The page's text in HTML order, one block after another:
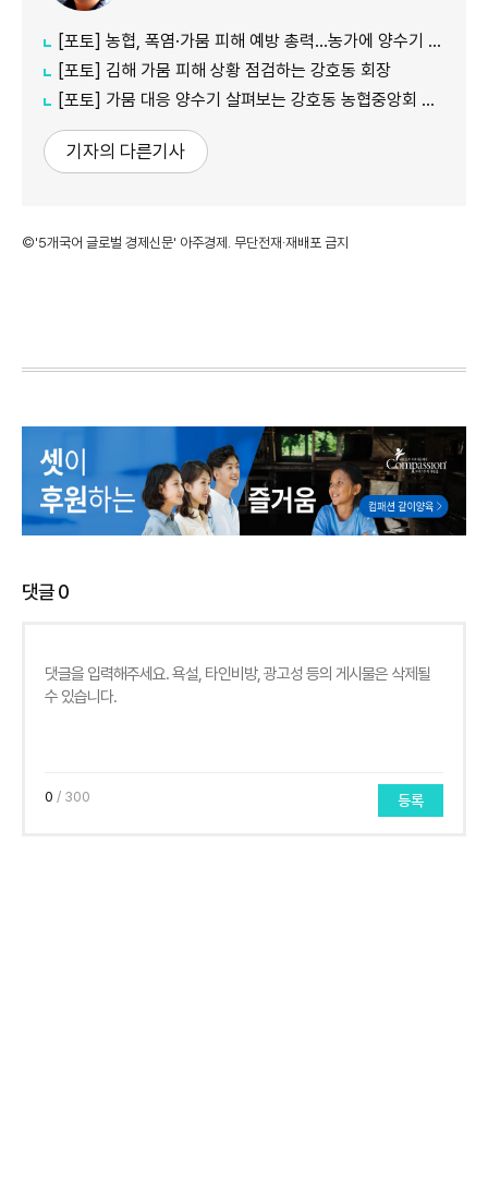
[포토] 농협, 폭염·가뭄 피해 예방 총력…농가에 양수기 지원
[포토] 김해 가뭄 피해 상황 점검하는 강호동 회장
[포토] 가뭄 대응 양수기 살펴보는 강호동 농협중앙회 회장
기자의 다른기사
©'5개국어 글로벌 경제신문' 아주경제. 무단전재·재배포 금지
댓글0
0 / 300 등록